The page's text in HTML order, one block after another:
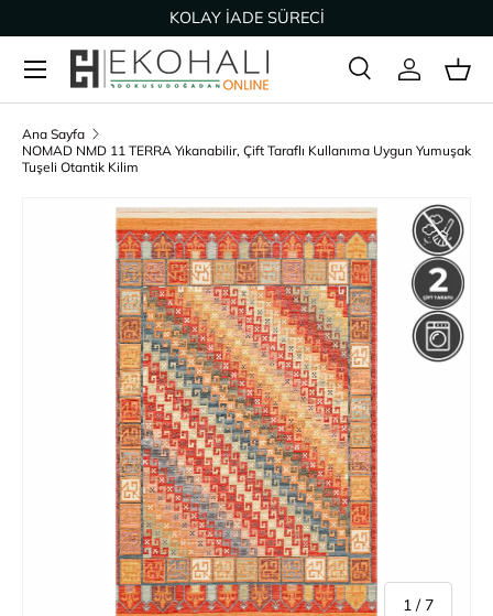
İçeriğe geç
KOLAY İADE SÜRECİ
Arama
Ürün türü
Ara Giriş Yap
Ana Sayfa
NOMAD NMD 11 TERRA Yıkanabilir, Çift Taraflı Kullanıma Uygun Yumuşak
Tuşeli Otantik Kilim
Ürün bilgisine geç
1 / /7